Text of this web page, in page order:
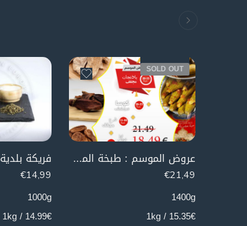
SOLD OUT
عروض الموسم : طبخة المحاشي (قرع, باذنجان, كوسا, أرز مصري)
€21,49
1400g
15.35€ / 1kg
فريكة بلدية
€14,99
1000g
14.99€ / 1kg